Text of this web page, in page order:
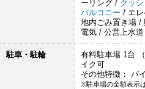
ーリング / クッ
バルコニー / エ
地内ごみ置き場 /
電気 / 公営上水
駐車・駐輪
有料駐車場 1台
イク可
その他特徴： バ
※駐車場の金額表示